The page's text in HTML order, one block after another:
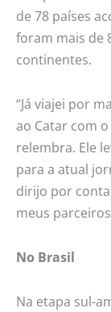
de 78 países
foram mais de
continentes.
“Já viajei por
ao Catar com
relembra. Ele
para a atual
dirijo por
meus
No Brasil
Na etapa sul-